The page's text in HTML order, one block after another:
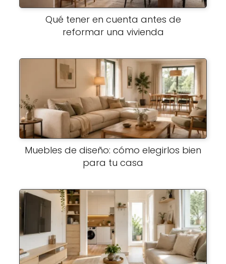
Qué tener en cuenta antes de
reformar una vivienda
Muebles de diseño: cómo elegirlos bien
para tu casa